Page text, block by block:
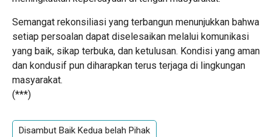
Semangat rekonsiliasi yang terbangun menunjukkan bahwa
setiap persoalan dapat diselesaikan melalui komunikasi
yang baik, sikap terbuka, dan ketulusan. Kondisi yang aman
dan kondusif pun diharapkan terus terjaga di lingkungan
masyarakat.
(***)
Disambut Baik Kedua belah Pihak